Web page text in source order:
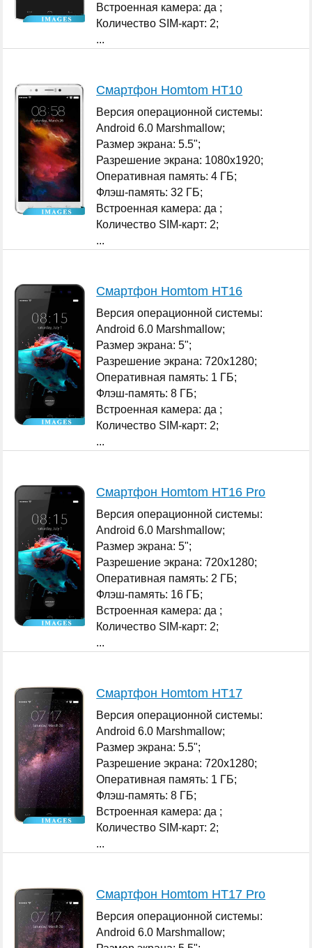
Встроенная камера: да ;
Количество SIM-карт: 2;
...
Смартфон Homtom HT10
Версия операционной системы:
Android 6.0 Marshmallow;
Размер экрана: 5.5";
Разрешение экрана: 1080x1920;
Оперативная память: 4 ГБ;
Флэш-память: 32 ГБ;
Встроенная камера: да ;
Количество SIM-карт: 2;
...
Смартфон Homtom HT16
Версия операционной системы:
Android 6.0 Marshmallow;
Размер экрана: 5";
Разрешение экрана: 720x1280;
Оперативная память: 1 ГБ;
Флэш-память: 8 ГБ;
Встроенная камера: да ;
Количество SIM-карт: 2;
...
Смартфон Homtom HT16 Pro
Версия операционной системы:
Android 6.0 Marshmallow;
Размер экрана: 5";
Разрешение экрана: 720x1280;
Оперативная память: 2 ГБ;
Флэш-память: 16 ГБ;
Встроенная камера: да ;
Количество SIM-карт: 2;
...
Смартфон Homtom HT17
Версия операционной системы:
Android 6.0 Marshmallow;
Размер экрана: 5.5";
Разрешение экрана: 720x1280;
Оперативная память: 1 ГБ;
Флэш-память: 8 ГБ;
Встроенная камера: да ;
Количество SIM-карт: 2;
...
Смартфон Homtom HT17 Pro
Версия операционной системы:
Android 6.0 Marshmallow;